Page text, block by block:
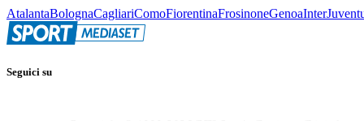
AtalantaBolognaCagliariComoFiorentinaFrosinoneGenoaInter
Seguici su